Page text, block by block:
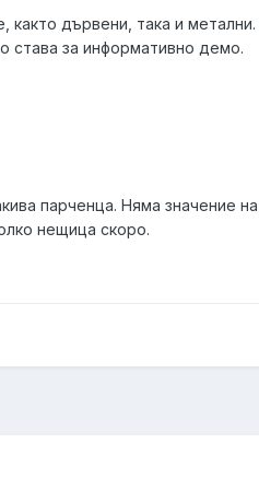
дървени, така и
става за информативно демо.
парченца. Няма значение
нещица скоро.